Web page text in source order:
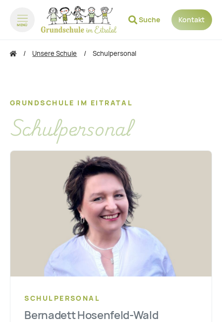
MENÜ
Suche Kontakt
zum Inhalt springen
Unsere Schule Schulpersonal
GRUNDSCHULE IM EITRATAL
Schulpersonal
SCHULPERSONAL
Bernadett Hosenfeld-Wald